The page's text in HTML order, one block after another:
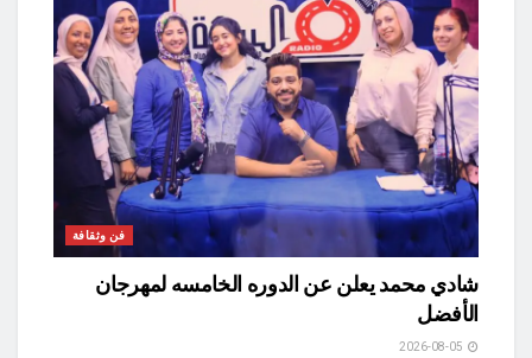
فن وثقافة
شادي محمد يعلن عن الدوره الخامسه لمهرجان
الأفضل